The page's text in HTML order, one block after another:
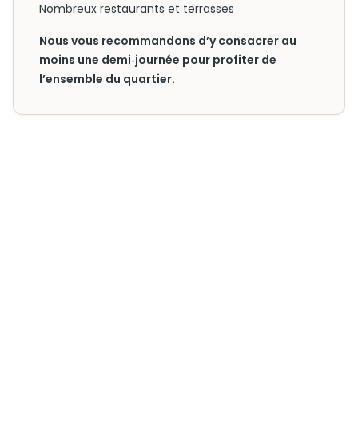
Nombreux restaurants et terrasses
Nous vous recommandons d’y consacrer au
moins une demi‑journée pour profiter de
l’ensemble du quartier.